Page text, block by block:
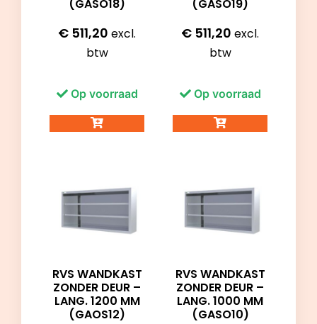
(GASO18)
€ 511,20 excl.
btw
Op voorraad
(GASO19)
€ 511,20 excl.
btw
Op voorraad
RVS WANDKAST
ZONDER DEUR –
LANG. 1200 MM
(GAOS12)
RVS WANDKAST
ZONDER DEUR –
LANG. 1000 MM
(GASO10)